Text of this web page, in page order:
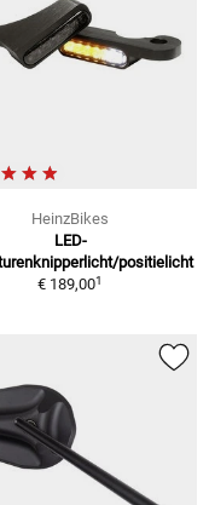
HeinzBikes
LED-
positielicht
€ 189,001